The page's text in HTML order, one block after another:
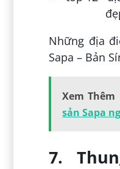
Những địa
Sapa – Bản
Xem Thêm
sản Sapa
7.